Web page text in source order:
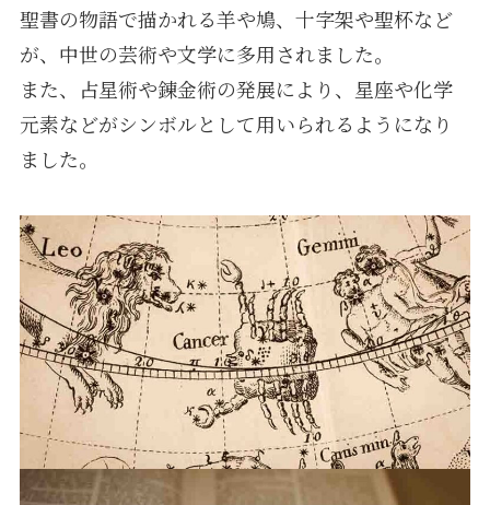
聖書の物語で描かれる羊や鳩、十字架や聖杯など
が、中世の芸術や文学に多用されました。
また、占星術や錬金術の発展により、星座や化学
元素などがシンボルとして用いられるようになり
ました。